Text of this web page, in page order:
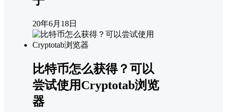
20年6月18日
比特币怎么获得？可以
尝试使用Cryptotab浏览
器